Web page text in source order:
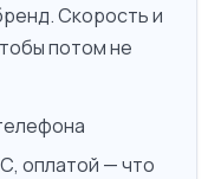
Скорость и
потом не
оплатой — что